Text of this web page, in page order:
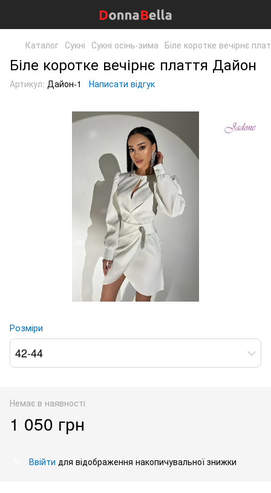
Каталог Сукні Сукні осінь-зима Біле коротке вечірнє
Біле коротке вечірнє плаття Дайон
Артикул: Дайон-1 Написати відгук
Розміри
42-44
Немає в наявності
1 050 грн
Ввійти для відображення накопичувальної знижки